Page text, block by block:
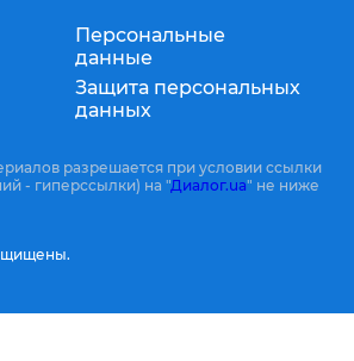
Персональные
данные
Защита персональных
данных
разрешается при условии ссылки
- гиперссылки) на "Диалог.ua" не ниже